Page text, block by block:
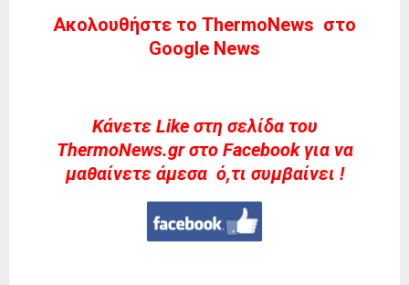
Ακολουθήστε το ThermoNews στο
Google News
Kάνετε Like στη σελίδα του
ThermoNews.gr στο Facebook για να
μαθαίνετε άμεσα ό,τι συμβαίνει !